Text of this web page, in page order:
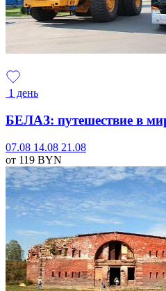
1 день
БЕЛАЗ: путешествие в
07.08 14.08 21.08
от 119 BYN